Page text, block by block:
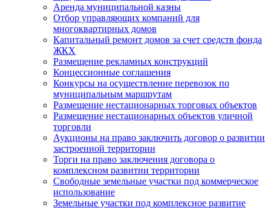
Аренда муниципальной казны
Отбор управляющих компаний для
многоквартирных домов
Капитальный ремонт домов за счет средств фонда
ЖКХ
Размещение рекламных конструкций
Концессионные соглашения
Конкурсы на осуществление перевозок по
муниципальным маршрутам
Размещение нестационарных торговых объектов
Размещение нестационарных объектов уличной
торговли
Аукционы на право заключить договор о развитии
застроенной территории
Торги на право заключения договора о
комплексном развитии территории
Свободные земельные участки под коммерческое
использование
Земельные участки под комплексное развитие